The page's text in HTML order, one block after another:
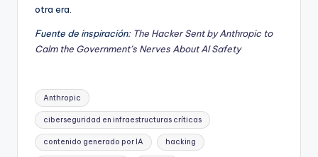
otra era.
Fuente de inspiración: The Hacker Sent by Anthropic to
Calm the Government’s Nerves About AI Safety
Etiquetas:
Anthropic
ciberseguridad en infraestructuras críticas
contenido generado por IA hacking